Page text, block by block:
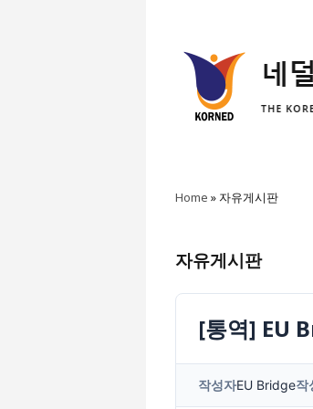
Home »자유게시판
자유게시판
[통역] EU
작성자EU Bridge작